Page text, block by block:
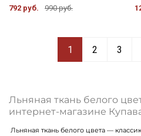
792 руб. 990 руб.
1 2 3
Льняная ткань белого
интернет-магазине
Льняная ткань белого цвета —